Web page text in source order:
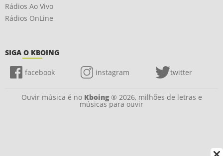
Rádios Ao Vivo
Rádios OnLine
SIGA O KBOING
facebook instagram twitter
Ouvir música é no Kboing® 2026, milhões de letras e
músicas para ouvir